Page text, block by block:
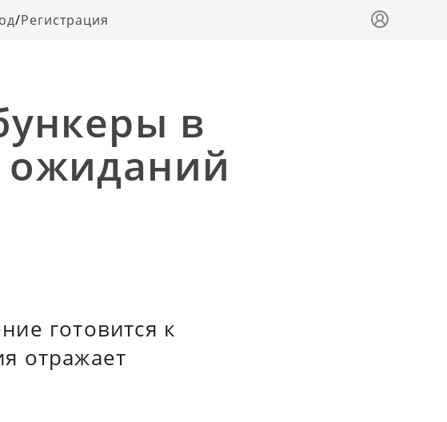
/Регистрация
в
готовится к
отражает